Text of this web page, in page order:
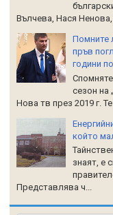
Вълчева, Нася
Помните
пръв
години
сезон на
Нова тв през 2019 г. Те
който
знаят, е
Представлява ч...